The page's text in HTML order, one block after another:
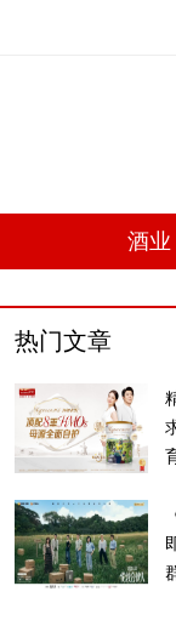
酒业
热门文章